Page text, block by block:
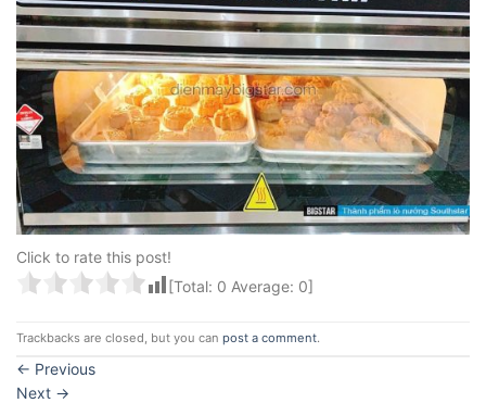
Click to rate this post!
[Total: 0 Average: 0]
Trackbacks are closed, but you can post a comment.
← Previous
Next →